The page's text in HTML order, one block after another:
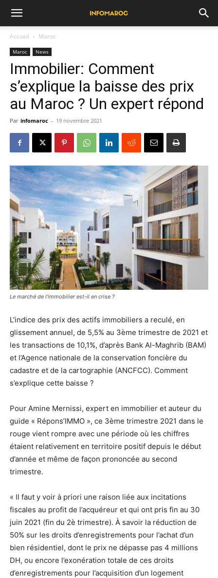
Accueil Maroc
Maroc News
Immobilier: Comment
s’explique la baisse des prix
au Maroc ? Un expert répond
Par infomaroc - 19 novembre 2021
Le marché de l'immobilier est-il en crise ?
L’indice des prix des actifs immobiliers a reculé, en
glissement annuel, de 5,5% au 3ème trimestre de 2021 et
les transactions de 10,1%, d’après Bank Al-Maghrib (BAM)
et l’Agence nationale de la conservation foncière du
cadastre et de la cartographie (ANCFCC). Comment
s’explique cette baisse ?
Pour Amine Mernissi, expert en immobilier et auteur du
guide « Répons’IMMO », ce 3ème trimestre 2021 dans le
rouge vient rompre avec une période où les chiffres
étaient relativement en territoire positif depuis le début
d’année et même de façon prononcée au second
trimestre.
« Il faut y voir à priori une raison liée aux incitations
fiscales au profit de l’acquéreur et qui ont pris fin au 30
juin 2021 (fin du 2è trimestre). À savoir la réduction de
50% sur les droits d’enregistrements pour l’achat d’un
bien résidentiel, dont le prix ne dépasse pas 4 millions
DH, ou encore l’exonération totale de ces droits
d’enregistrements pour l’acquisition d’un logement